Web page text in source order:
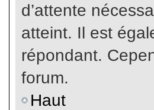
d’attente
atteint. Il est
répondant.
forum.
Haut